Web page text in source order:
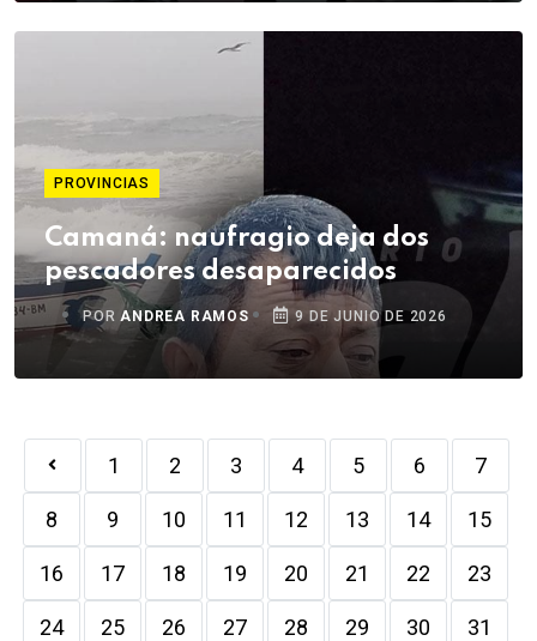
PROVINCIAS
Camaná: naufragio deja dos
pescadores desaparecidos
PORANDREA RAMOS 9 DE JUNIO DE 2026
1 2 3 4 5 6 7
8 9 10 11 12 13 14 15
16 17 18 19 20 21 22 23
24 25 26 27 28 29 30 31